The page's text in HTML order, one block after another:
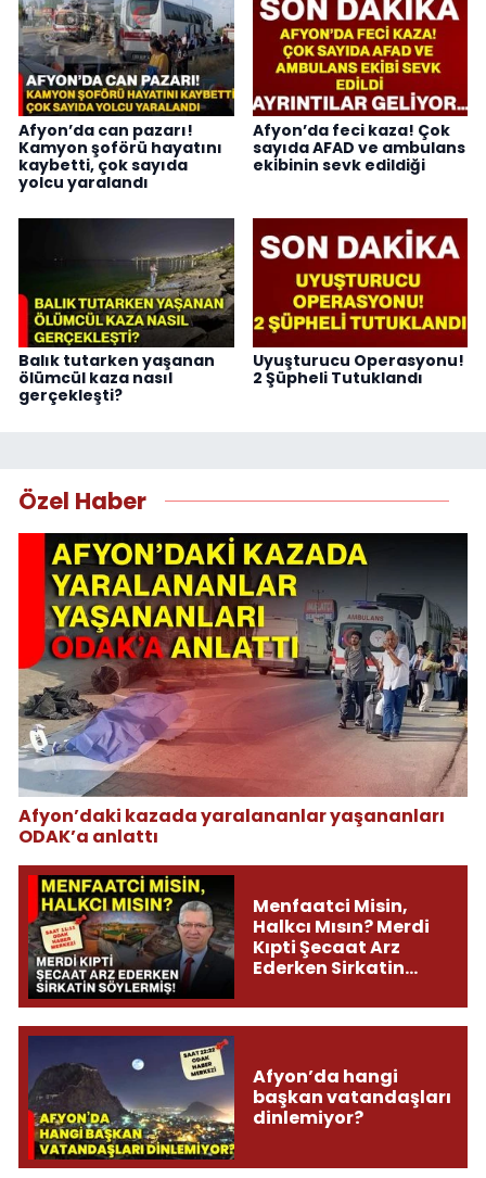
Afyon’da can pazarı!
Kamyon şoförü hayatını
kaybetti, çok sayıda
yolcu yaralandı
Afyon’da feci kaza! Çok
sayıda AFAD ve ambulans
ekibinin sevk edildiği
Balık tutarken yaşanan
ölümcül kaza nasıl
gerçekleşti?
Uyuşturucu Operasyonu!
2 Şüpheli Tutuklandı
Özel Haber
Afyon’daki kazada yaralananlar yaşananları
ODAK’a anlattı
Menfaatci Misin,
Halkcı Mısın? Merdi
Kıpti Şecaat Arz
Ederken Sirkatin
Afyon’da hangi
başkan vatandaşları
dinlemiyor?